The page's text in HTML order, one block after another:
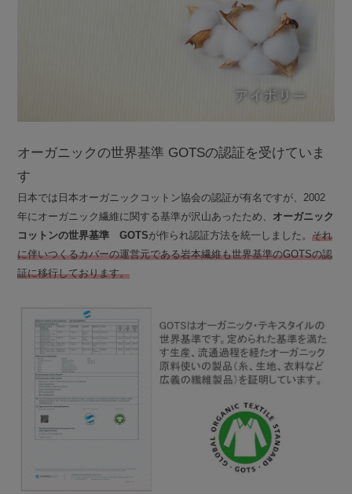
オーガニックの世界基準 GOTSの認証を受けていま
す
日本では日本オーガニックコットン協会の認証が有名ですが、2002
年にオーガニック繊維に関する基準が沢山あったため、 オーガニック
コットンの世界基準 GOTSが作られ認証方法を統一しました。それ
に伴いつくるカバーの運営元である岩本繊維も世界基準のGOTSの認
証に移行しております。